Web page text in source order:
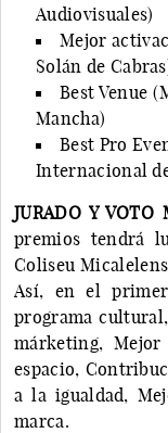
Audiovisuales)
Mejor
Solán de
Best Venue
Mancha)
Best Pro
Internacional
JURADO Y VOTO
premios tendrá
Coliseu
Así, en el
programa
márketing,
espacio,
a la igualdad,
marca.